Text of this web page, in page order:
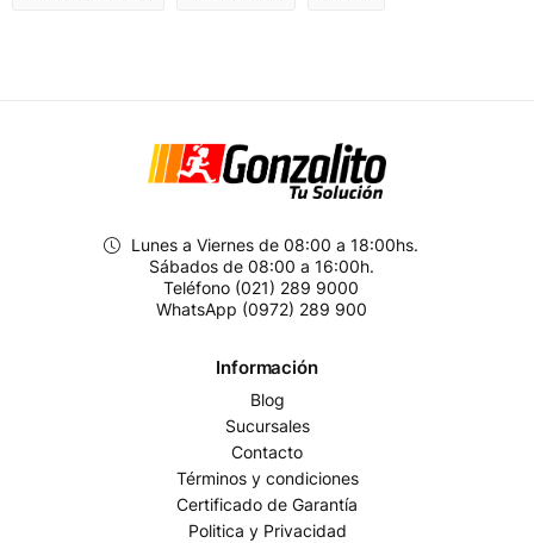
Lunes a Viernes de 08:00 a 18:00hs.
Sábados de 08:00 a 16:00h.
Teléfono (021) 289 9000
WhatsApp (0972) 289 900
Información
Blog
Sucursales
Contacto
Términos y condiciones
Certificado de Garantía
Politica y Privacidad